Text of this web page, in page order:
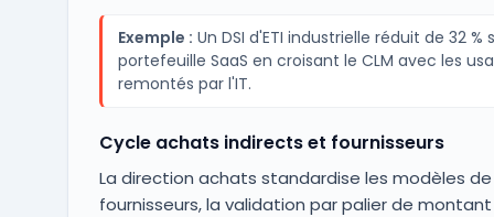
Exemple : Un DSI d'ETI industrielle réduit de 32 %
portefeuille SaaS en croisant le CLM avec les
remontés par l'IT.
Cycle achats indirects et fournisseurs
La direction achats standardise les modèles
fournisseurs, la validation par palier de